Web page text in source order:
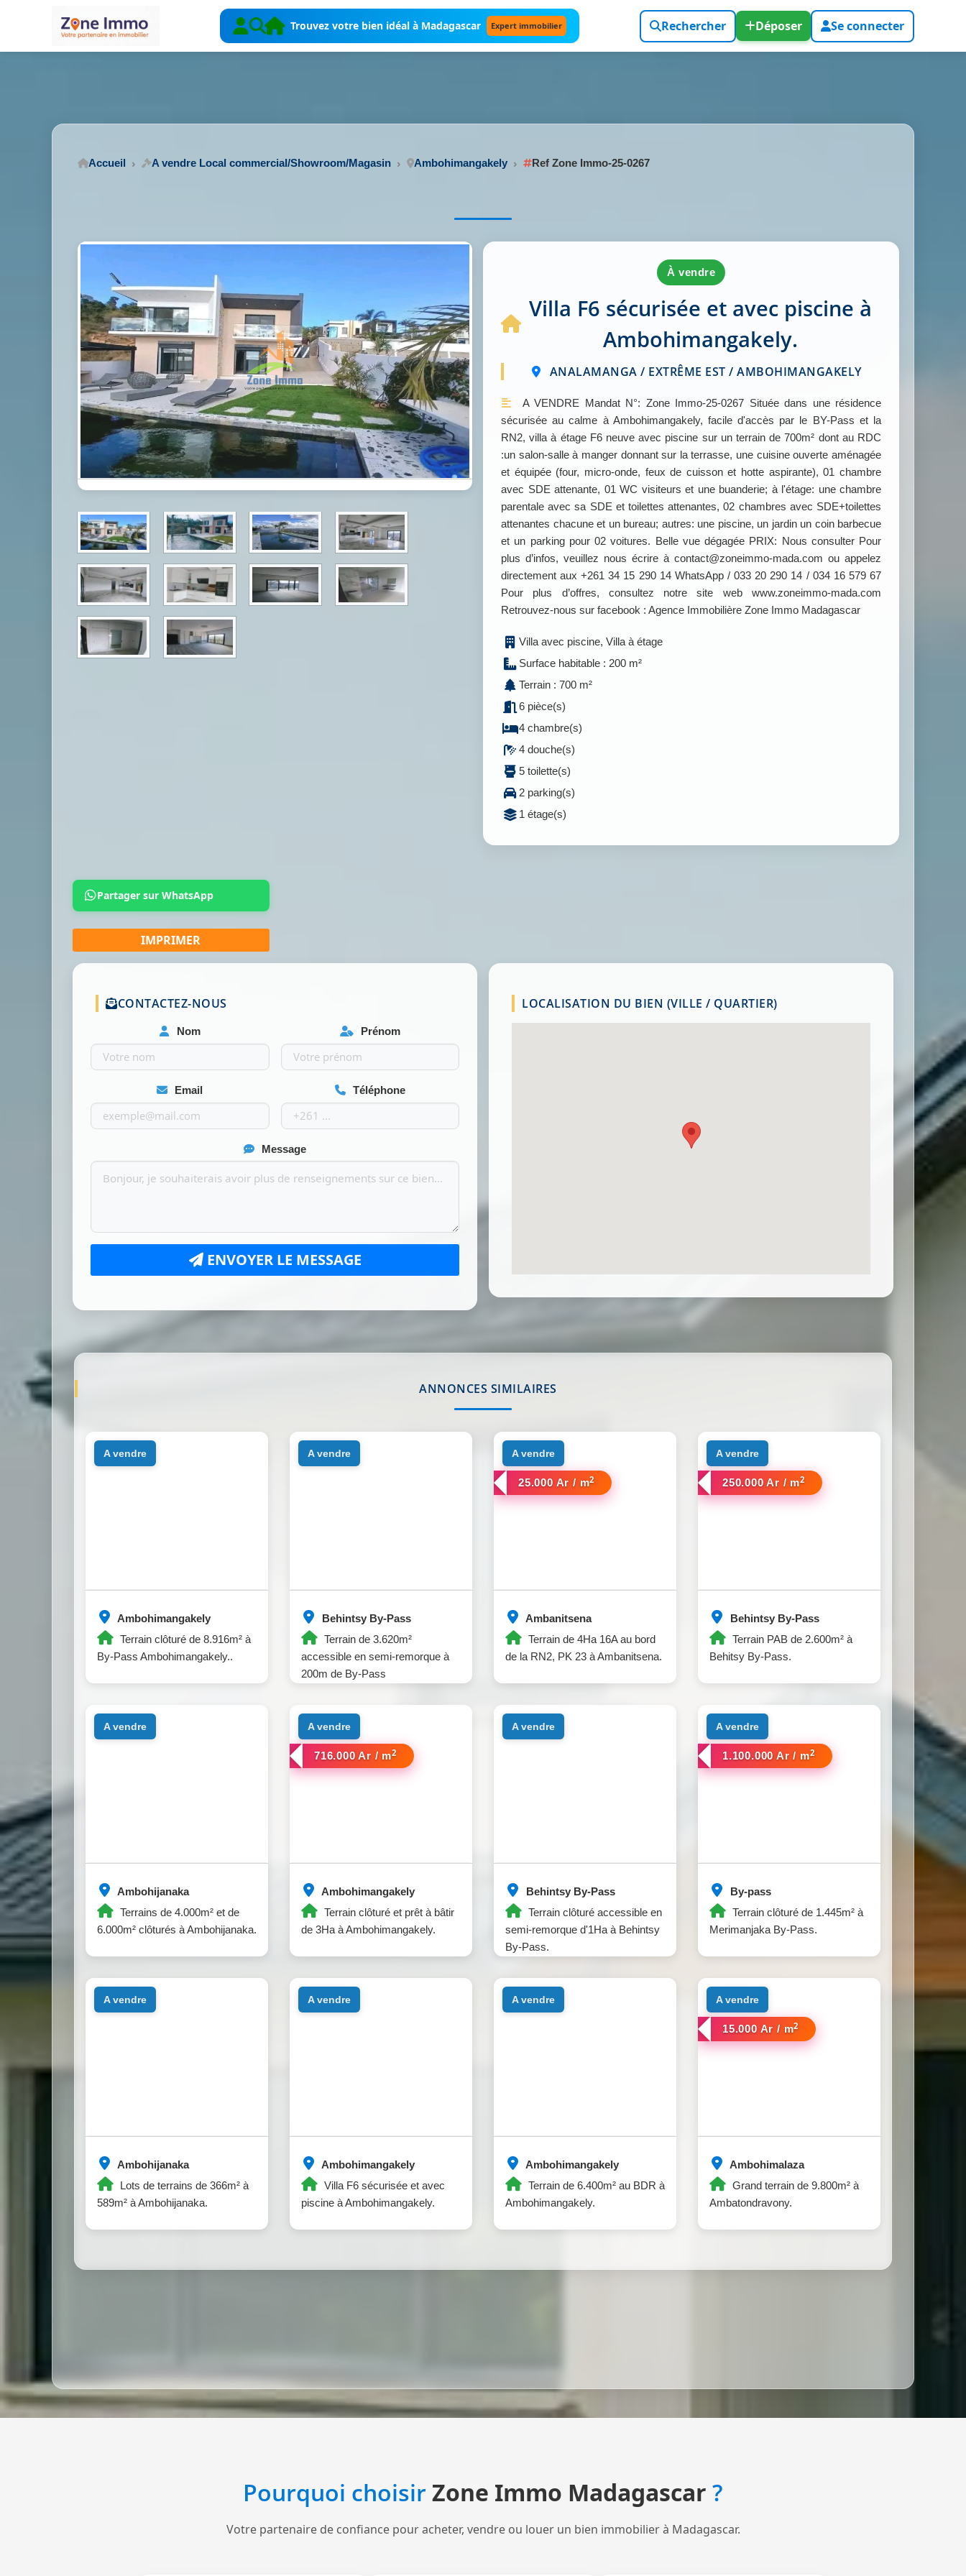
Trouvez votre bien idéal à Madagascar Expert immobilier Rechercher Déposer Se connecter
Accueil A vendre Local commercial/Showroom/Magasin Ambohimangakely Ref Zone Immo-25-0267
à vendre
Villa F6 sécurisée et avec piscine à
Ambohimangakely.
ANALAMANGA / EXTRÊME EST / AMBOHIMANGAKELY
A VENDRE Mandat N°: Zone Immo-25-0267 Située dans une résidence
sécurisée au calme à Ambohimangakely, facile d'accès par le BY-Pass et la
RN2, villa à étage F6 neuve avec piscine sur un terrain de 700m² dont au RDC
:un salon-salle à manger donnant sur la terrasse, une cuisine ouverte aménagée
et équipée (four, micro-onde, feux de cuisson et hotte aspirante), 01 chambre
avec SDE attenante, 01 WC visiteurs et une buanderie; à l'étage: une chambre
parentale avec sa SDE et toilettes attenantes, 02 chambres avec SDE+toilettes
attenantes chacune et un bureau; autres: une piscine, un jardin un coin barbecue
et un parking pour 02 voitures. Belle vue dégagée PRIX: Nous consulter Pour
plus d’infos, veuillez nous écrire à contact@zoneimmo-mada.com ou appelez
directement aux +261 34 15 290 14 WhatsApp / 033 20 290 14 / 034 16 579 67
Pour plus d’offres, consultez notre site web www.zoneimmo-mada.com
Retrouvez-nous sur facebook : Agence Immobilière Zone Immo Madagascar
Villa avec piscine, Villa à étage
Surface habitable : 200 m²
Terrain : 700 m²
6 pièce(s)
4 chambre(s)
4 douche(s)
5 toilette(s)
2 parking(s)
1 étage(s)
Partager sur WhatsApp
CONTACTEZ-NOUS
Nom Prénom
Email Téléphone
Message
ENVOYER LE MESSAGE
LOCALISATION DU BIEN (VILLE / QUARTIER)
ANNONCES SIMILAIRES
Ambohimangakely
Terrain clôturé de 8.916m² à
By-Pass Ambohimangakely..
a vendre
Behintsy By-Pass
Terrain de 3.620m²
accessible en semi-remorque à
200m de By-Pass
a vendre
Ambanitsena
Terrain de 4Ha 16A au bord
de la RN2, PK 23 à Ambanitsena.
a vendre
25.000 Ar / m2
Behintsy By-Pass
Terrain PAB de 2.600m² à
Behitsy By-Pass.
a vendre
250.000 Ar / m2
Ambohijanaka
Terrains de 4.000m² et de
6.000m² clôturés à Ambohijanaka.
a vendre
Ambohimangakely
Terrain clôturé et prêt à bâtir
de 3Ha à Ambohimangakely.
a vendre
716.000 Ar / m2
Behintsy By-Pass
Terrain clôturé accessible en
semi-remorque d'1Ha à Behintsy
By-Pass.
a vendre
By-pass
Terrain clôturé de 1.445m² à
Merimanjaka By-Pass.
a vendre
1.100.000 Ar / m2
Ambohijanaka
Lots de terrains de 366m² à
589m² à Ambohijanaka.
a vendre
Ambohimangakely
Villa F6 sécurisée et avec
piscine à Ambohimangakely.
a vendre
Ambohimangakely
Terrain de 6.400m² au BDR à
Ambohimangakely.
a vendre
Ambohimalaza
Grand terrain de 9.800m² à
Ambatondravony.
a vendre
15.000 Ar / m2
Pourquoi choisirZone Immo Madagascar ?
Votre partenaire de confiance pour acheter, vendre ou louer un bien immobilier à Madagascar.